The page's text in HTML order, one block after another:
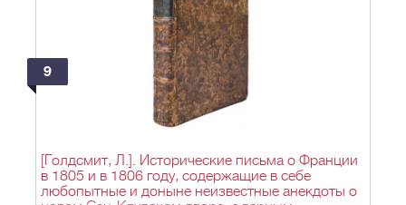
9
[Голдсмит, Л.]. Исторические письма о Франции
в 1805 и в 1806 году, содержащие в себе
любопытные и доныне неизвестные анекдоты о